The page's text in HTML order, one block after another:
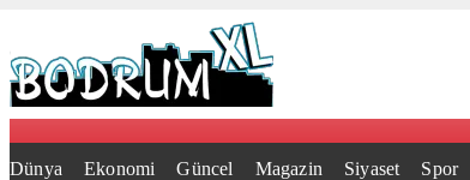
Dünya Ekonomi Güncel Magazin Siyaset Spor